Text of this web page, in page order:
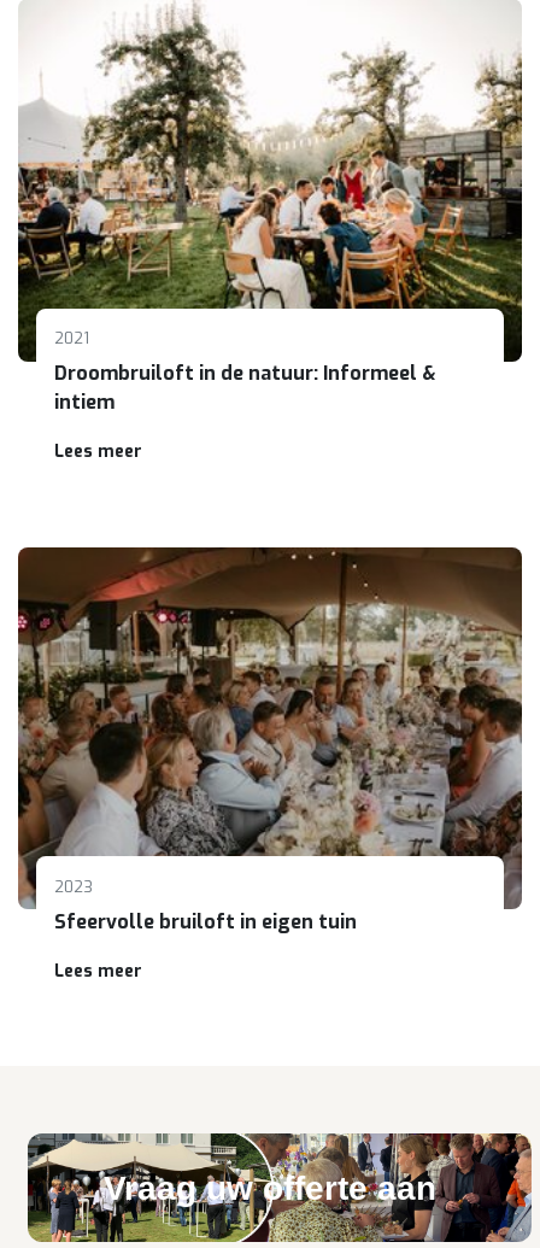
2021
Droombruiloft in de natuur: Informeel &
intiem
Lees meer
2023
Sfeervolle bruiloft in eigen tuin
Lees meer
Vraag uw offerte aan